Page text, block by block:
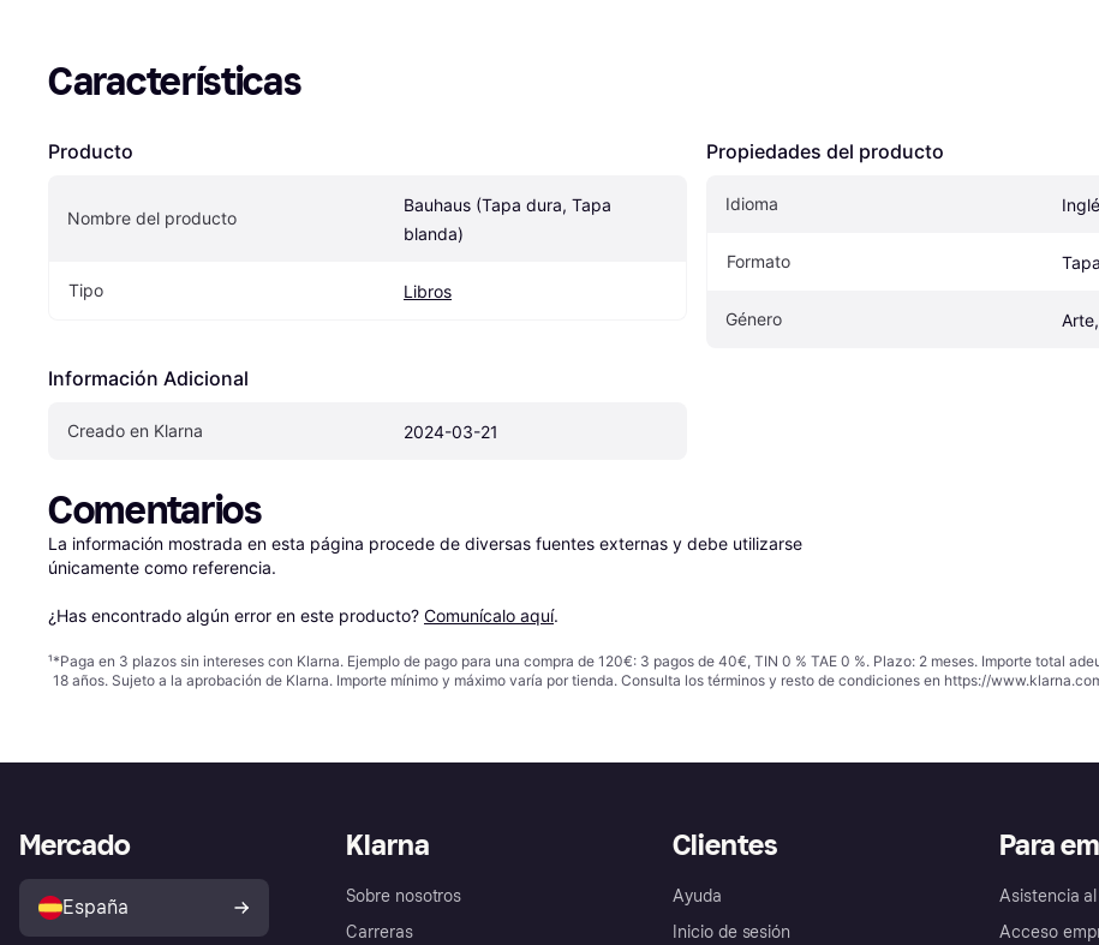
Características
Producto
Nombre del producto
Bauhaus (Tapa dura, Tapa
blanda)
Tipo Libros
Información Adicional
Creado en Klarna 2024-03-21
Propiedades del producto
Idioma
Formato
Género
Comentarios
La información mostrada en esta página procede de diversas fuentes externas y debe utilizarse
únicamente como referencia.
¿Has encontrado algún error en este producto? Comunícalo aquí.
¹*Paga en 3 plazos sin intereses con Klarna. Ejemplo de pago para una compra de 120€: 3 pagos de 40€, TIN 0 % TAE 0 %. Plazo: 2 meses. Importe total
18 años. Sujeto a la aprobación de Klarna. Importe mínimo y máximo varía por tienda. Consulta los términos y resto de condiciones en https://
Klarna
Sobre nosotros
Carreras
Clientes
Ayuda
Inicio de sesión
Para
Asistencia
Acceso
Mercado
España